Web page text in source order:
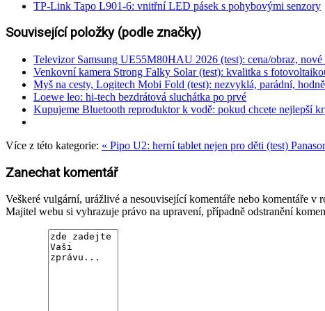
TP-Link Tapo L901-6: vnitřní LED pásek s pohybovými senzory
Související položky (podle značky)
Televizor Samsung UE55M80HAU 2026 (test): cena/obraz,
Venkovní kamera Strong Falky Solar (test): kvalitka s
Myš na cesty, Logitech Mobi Fold (test): nezvyklá, parádní,
Loewe leo: hi-tech bezdrátová sluchátka po prvé
Kupujeme Bluetooth reproduktor k vodě: pokud chcete nejlepší
Více z této kategorie: « Pipo U2: herní tablet nejen pro děti (test)
Zanechat komentář
Veškeré vulgární, urážlivé a nesouvisející komentáře nebo komentáře
Majitel webu si vyhrazuje právo na upravení, případně odstranění